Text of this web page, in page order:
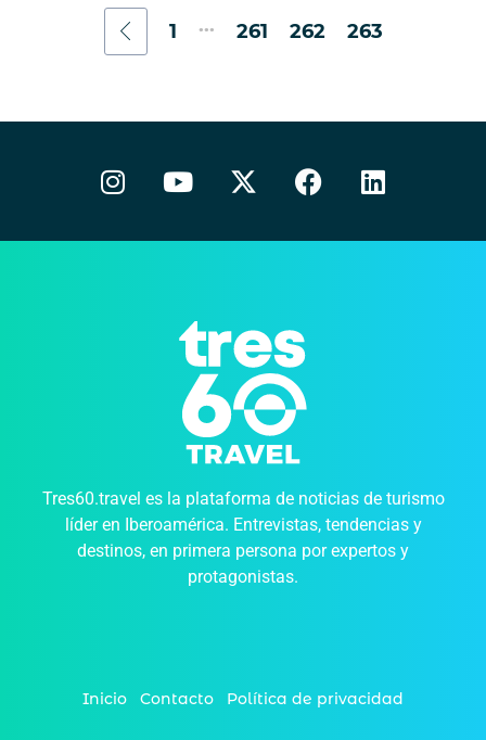
1 ... 261 262 263
Tres60.travel es la plataforma de noticias de turismo
líder en Iberoamérica. Entrevistas, tendencias y
destinos, en primera persona por expertos y
protagonistas.
Inicio Contacto Política de privacidad